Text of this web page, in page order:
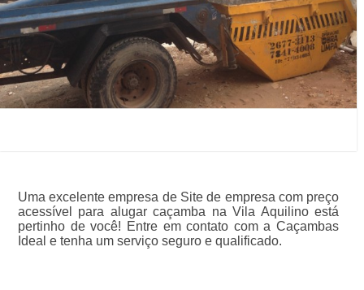
Uma excelente empresa de Site de empresa com preço
acessível para alugar caçamba na Vila Aquilino está
pertinho de você! Entre em contato com a Caçambas
Ideal e tenha um serviço seguro e qualificado.